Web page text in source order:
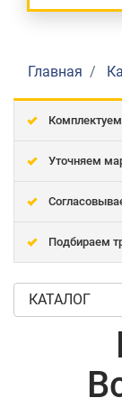
Главная
Уточняем
Подбираем
КАТАЛОГ